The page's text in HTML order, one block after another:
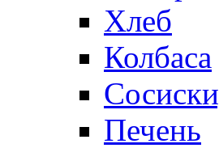
Хлеб
Колбаса
Печень